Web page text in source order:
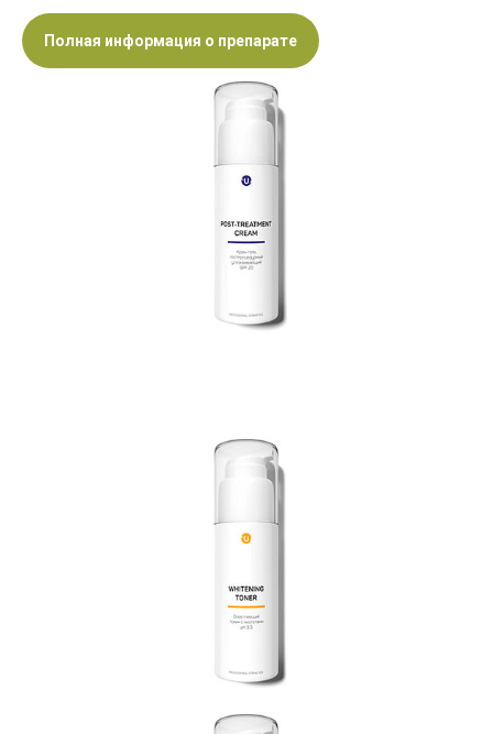
Полная информация о препарате